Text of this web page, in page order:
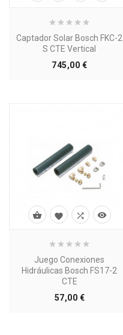
Captador Solar Bosch FKC-2
S CTE Vertical
745,00 €Precio
Juego Conexiones
Hidráulicas Bosch FS17-2
CTE
57,00 €Precio
   